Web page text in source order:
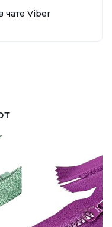
чате Viber